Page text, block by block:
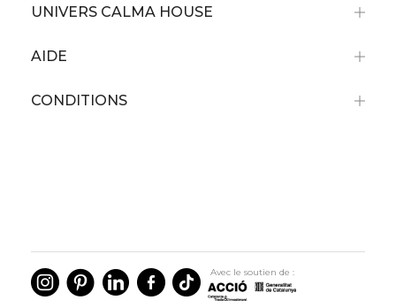
UNIVERS CALMA HOUSE
AIDE
CONDITIONS
Avec le soutien de :